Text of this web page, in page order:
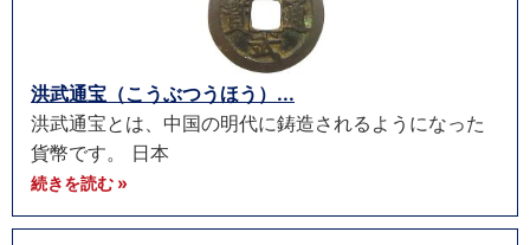
洪武通宝（こうぶつうほう）...
洪武通宝とは、中国の明代に鋳造されるようになった
貨幣です。 日本
続きを読む »